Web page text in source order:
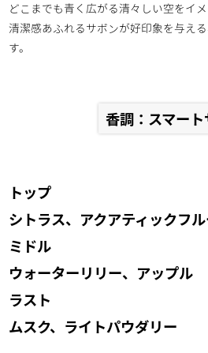
どこまでも青く広がる清々しい空をイメ
清潔感あふれるサボンが好印象を与え
す。
香調：スマート
トップ
シトラス、アクアティックフ
ミドル
ウォーターリリー、アップル
ラスト
ムスク、ライトパウダリー